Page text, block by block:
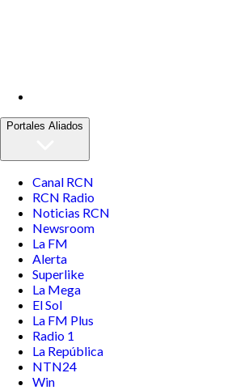
Portales Aliados
Canal RCN
RCN Radio
Noticias RCN
Newsroom
La FM
Alerta
Superlike
La Mega
El Sol
La FM Plus
Radio 1
La República
NTN24
Win